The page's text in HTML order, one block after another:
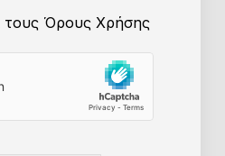
τους Όρους Χρήσης